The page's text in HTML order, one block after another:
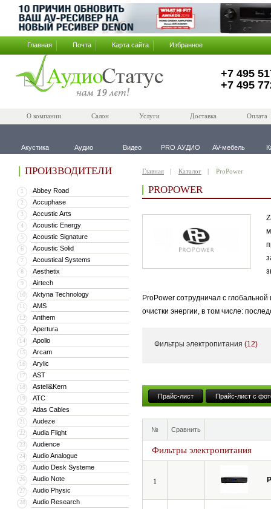
Главная Почта Карта сайта Избранное
+7 495
+7 495
О компании Салон Услуги Доставка Оплата
Акустика Аудио Видео PRO АУДИО AV-мебель
ПРОИЗВОДИТЕЛИ
1 Abbey Road
2 Accuphase
3 Accustic Arts
4 Acoustic Energy
5 Acoustic Signature
6 Acoustic Solid
7 Acoustical Systems
8 Aesthetix
9 Airtech
10 Aktyna Technology
11 AMS
12 Anthem
13 Apertura
14 Apollo
15 Arcam
16 Arylic
17 AST
18 Astell&Kern
19 ATC
20 Atlas Cables
21 Audeze
22 Audia Flight
23 Audience
24 Audio Analogue
25 Audio Desk Systeme
26 Audio Note
27 Audio Physic
28 Audio Research
Главная Каталог ProPower
PROPOWER
ProPower сотрудничал с
очистки энергии, в том числе:
клиентов.
Профессиональная перспектива.
Фильтры электропитания (12)
Прайс-лист Прайс-лист с
№ Сравнить
Фильтры электропитания
1